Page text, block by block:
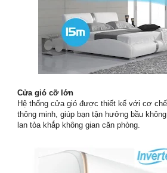
Cửa gió cỡ lớn
Hệ thống cửa gió được thiết kế với cơ
thông minh, giúp bạn tận hưởng bầu
lan tỏa khắp không gian căn phòng.